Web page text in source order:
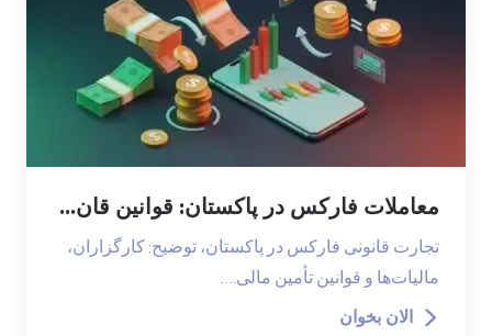
معاملات فارکس در پاکستان: قوانین قان...
تجارت قانونی فارکس در پاکستان، توضیح: کارگزاران،
مالیات‌ها و قوانین تأمین مالی.…
الان بخوان